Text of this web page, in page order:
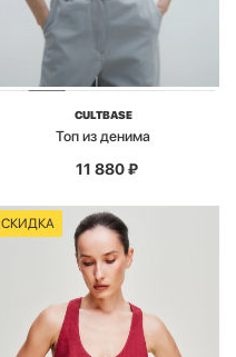
CULTBASE
Топ из денима
11 880₽
СКИДКА